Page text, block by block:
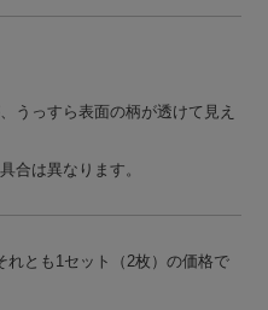
うっすら表面の柄が透けて見え
合は異なります。
れとも1セット（2枚）の価格で